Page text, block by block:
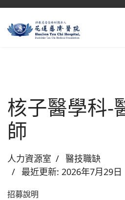
核子醫學科-
師
人力資源室
醫技職缺
最近更新: 2026年7月29日
招募說明